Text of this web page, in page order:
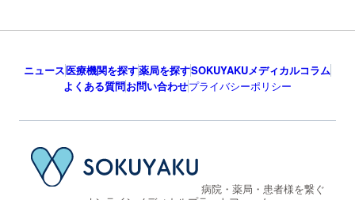
すべての記事へ
ニュース 医療機関を探す 薬局を探す SOKUYAKUメディカルコラム
よくある質問お問い合わせ プライバシーポリシー